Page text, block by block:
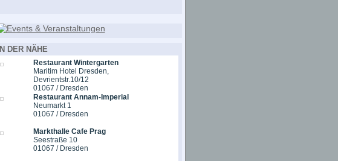
IN DER NÄHE
Restaurant Wintergarten
Maritim Hotel Dresden,
Devrientstr.10/12
01067 / Dresden
Restaurant Annam-Imperial
Neumarkt 1
01067 / Dresden
Markthalle Cafe Prag
Seestraße 10
01067 / Dresden